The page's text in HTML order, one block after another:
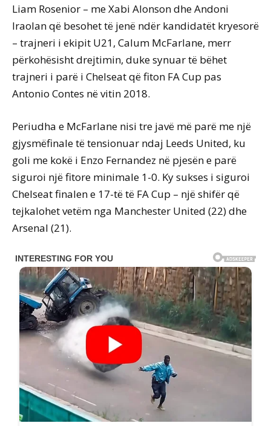
Liam Rosenior – me Xabi Alonson dhe Andoni
Iraolan që besohet të jenë ndër kandidatët kryesorë
– trajneri i ekipit U21, Calum McFarlane, merr
përkohësisht drejtimin, duke synuar të bëhet
trajneri i parë i Chelseat që fiton FA Cup pas
Antonio Contes në vitin 2018.
Periudha e McFarlane nisi tre javë më parë me një
gjysmëfinale të tensionuar ndaj Leeds United, ku
goli me kokë i Enzo Fernandez në pjesën e parë
siguroi një fitore minimale 1-0. Ky sukses i siguroi
Chelseat finalen e 17-të të FA Cup – një shifër që
tejkalohet vetëm nga Manchester United (22) dhe
Arsenal (21).